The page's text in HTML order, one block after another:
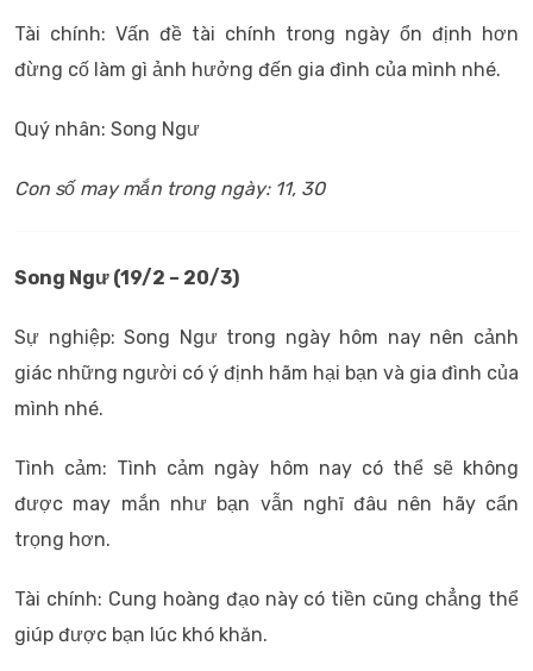
Tài chính: Vấn đề tài chính trong ngày ổn định hơn
đừng cố làm gì ảnh hưởng đến gia đình của mình nhé.
Quý nhân: Song Ngư
Con số may mắn trong ngày: 11, 30
Song Ngư (19/2 – 20/3)
Sự nghiệp: Song Ngư trong ngày hôm nay nên cảnh
giác những người có ý định hãm hại bạn và gia đình của
mình nhé.
Tình cảm: Tình cảm ngày hôm nay có thể sẽ không
được may mắn như bạn vẫn nghĩ đâu nên hãy cẩn
trọng hơn.
Tài chính: Cung hoàng đạo này có tiền cũng chẳng thể
giúp được bạn lúc khó khăn.